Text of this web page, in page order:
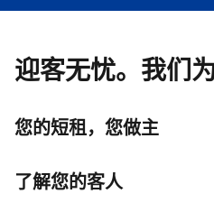
迎客无忧。我们
您的短租，您做主
了解您的客人